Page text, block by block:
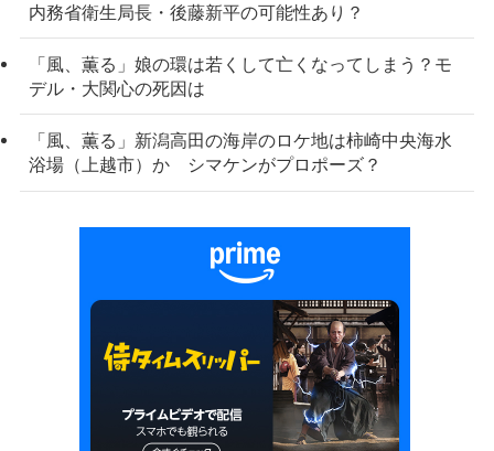
内務省衛生局長・後藤新平の可能性あり？
「風、薫る」娘の環は若くして亡くなってしまう？モ
デル・大関心の死因は
「風、薫る」新潟高田の海岸のロケ地は柿崎中央海水
浴場（上越市）か シマケンがプロポーズ？